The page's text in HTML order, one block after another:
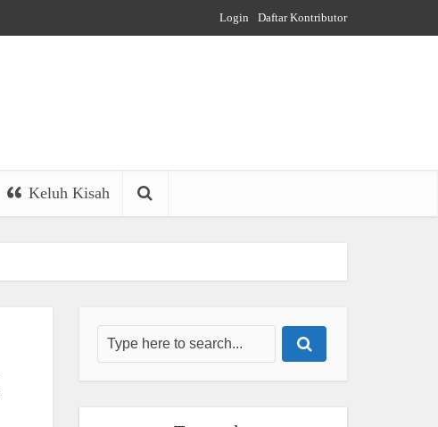
Login Daftar Kontributor
Keluh Kisah